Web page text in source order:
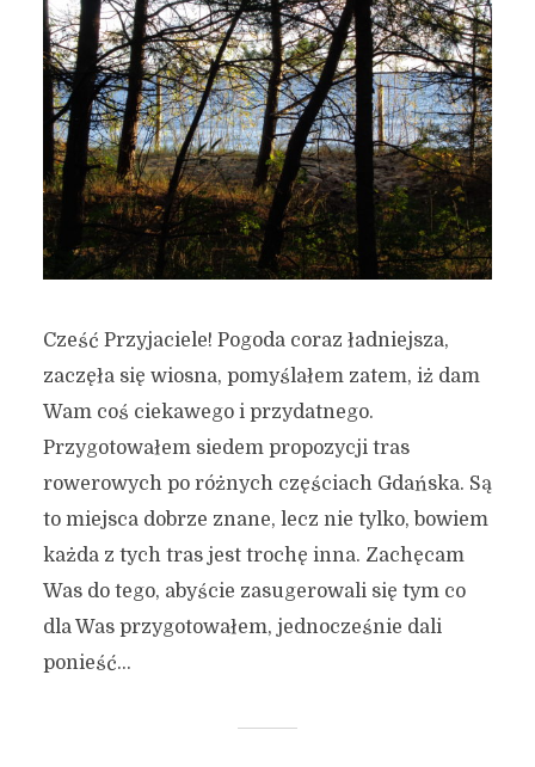
Cześć Przyjaciele! Pogoda coraz ładniejsza,
zaczęła się wiosna, pomyślałem zatem, iż dam
Wam coś ciekawego i przydatnego.
Przygotowałem siedem propozycji tras
rowerowych po różnych częściach Gdańska. Są
to miejsca dobrze znane, lecz nie tylko, bowiem
każda z tych tras jest trochę inna. Zachęcam
Was do tego, abyście zasugerowali się tym co
dla Was przygotowałem, jednocześnie dali
ponieść...